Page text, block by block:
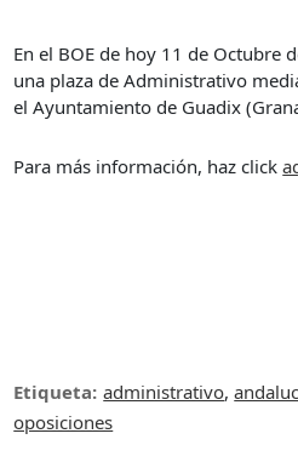
En el BOE de hoy 11 de Octubre
una plaza de Administrativo
el Ayuntamiento de Guadix
Para más información, haz click
Etiqueta: administrativo,
oposiciones